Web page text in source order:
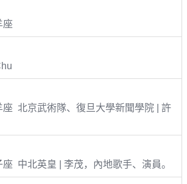
座
北京武術隊、復旦大學新聞學院 | 許
中北英皇 | 李茂，內地歌手、演員。